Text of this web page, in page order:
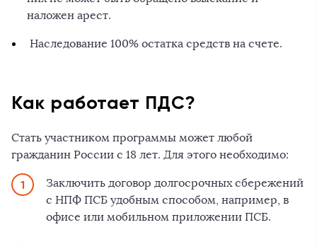
наложен арест.
Наследование 100% остатка средств на счете.
Как работает ПДС?
Стать участником программы может любой
гражданин России с 18 лет. Для этого необходимо:
Заключить договор долгосрочных сбережений
с НПФ ПСБ удобным способом, например, в
офисе или мобильном приложении ПСБ.